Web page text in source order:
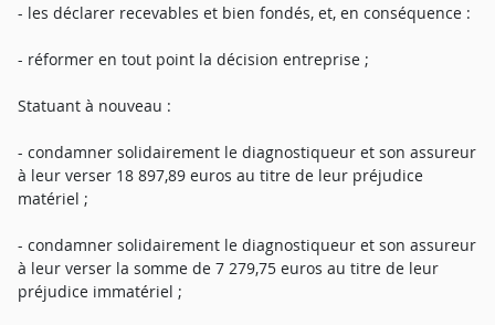
- les déclarer recevables et bien fondés, et, en conséquence :
- réformer en tout point la décision entreprise ;
Statuant à nouveau :
- condamner solidairement le diagnostiqueur et son assureur
à leur verser 18 897,89 euros au titre de leur préjudice
matériel ;
- condamner solidairement le diagnostiqueur et son assureur
à leur verser la somme de 7 279,75 euros au titre de leur
préjudice immatériel ;